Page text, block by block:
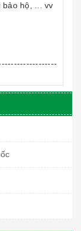
bảo hộ, ... vv